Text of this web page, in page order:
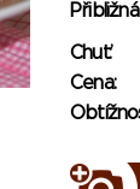
Chuť:
Cena: